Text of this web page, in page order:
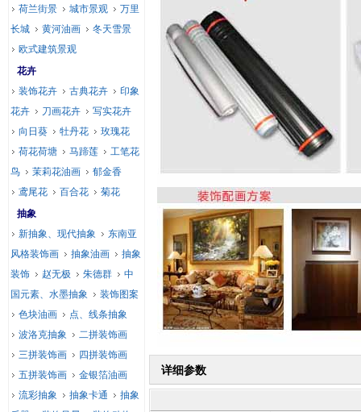
详细参数
荷兰街景
城市景观
万里
长城
黄河油画
冬天雪景
欧式建筑景观
花卉
装饰花卉
古典花卉
印象
花卉
刀画花卉
写实花卉
向日葵
牡丹花
玫瑰花
荷花荷塘
马蹄莲
工笔花
鸟
茉莉花油画
郁金香
鸢尾花
百合花
菊花
抽象
新抽象、现代抽象
东南亚
风格装饰画
抽象油画
抽象
装饰
赵无极 朱德群
中
国元素、水墨抽象
装饰图案
色块油画
点、线条抽象
波洛克抽象
二拼装饰画
三拼装饰画
四拼装饰画
五拼装饰画
金银箔油画
流彩抽象
抽象卡通
抽象